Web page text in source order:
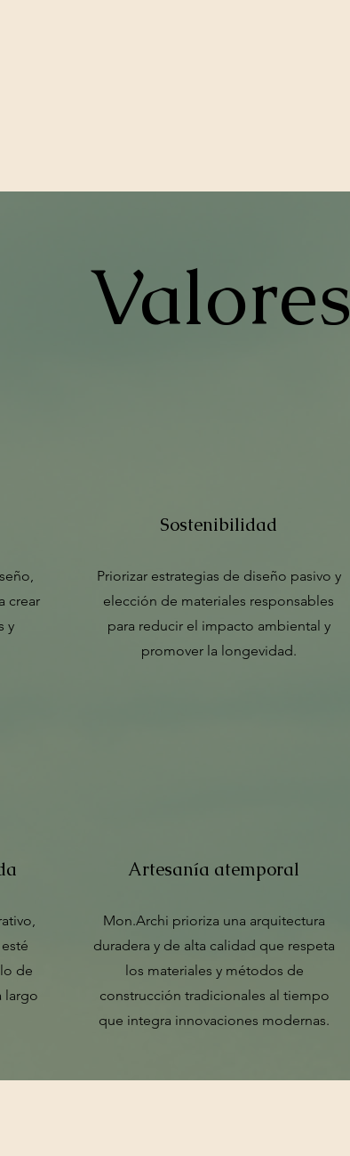
Valores
Sostenibilidad
crear
y
Priorizar estrategias de diseño pasivo y
elección de materiales responsables
para reducir el impacto ambiental y
promover la longevidad.
Artesanía atemporal
de
largo
Mon.Archi prioriza una arquitectura
duradera y de alta calidad que respeta
los materiales y métodos de
construcción tradicionales al tiempo
que integra innovaciones modernas.